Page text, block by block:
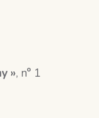
», n° 1